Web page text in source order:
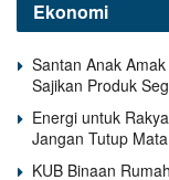
Ekonomi
Santan Anak
Sajikan Produk
Energi untuk
Jangan Tutup
KUB Binaan